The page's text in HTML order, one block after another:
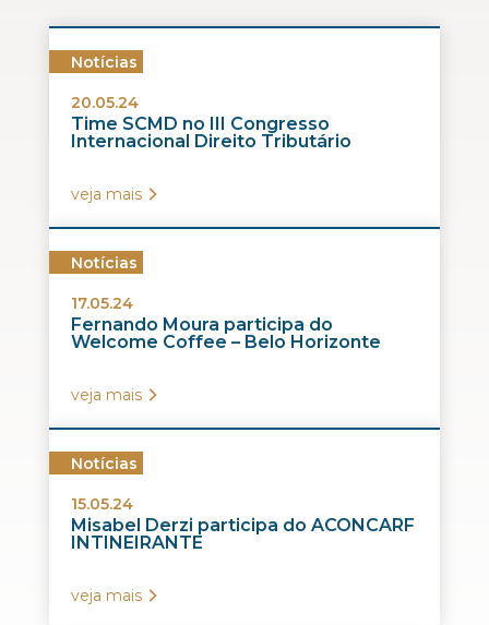
Notícias
20.05.24
Time SCMD no III Congresso
Internacional Direito Tributário
veja mais
Notícias
17.05.24
Fernando Moura participa do
Welcome Coffee – Belo Horizonte
veja mais
Notícias
15.05.24
Misabel Derzi participa do ACONCARF
INTINEIRANTE
veja mais